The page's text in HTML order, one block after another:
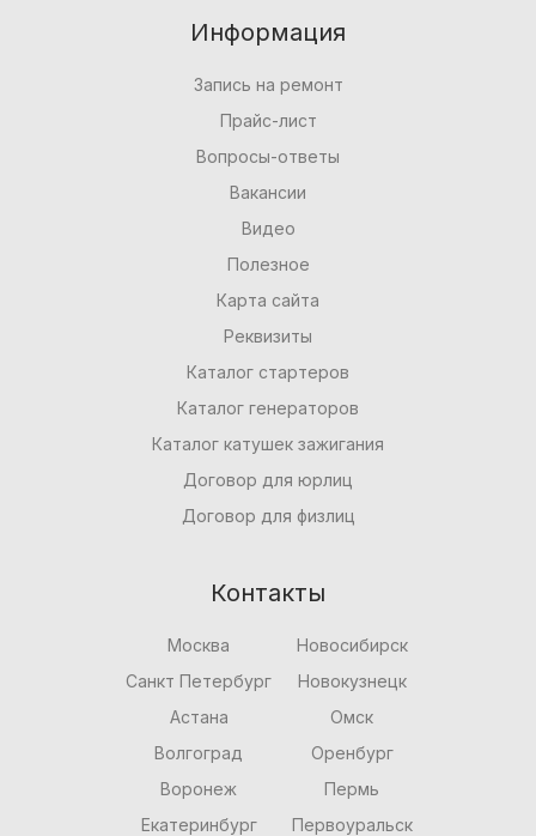
Информация
Запись на ремонт
Прайс-лист
Вопросы-ответы
Вакансии
Видео
Полезное
Карта сайта
Реквизиты
Каталог стартеров
Каталог генераторов
Каталог катушек зажигания
Договор для юрлиц
Договор для физлиц
Контакты
Москва
Санкт Петербург
Астана
Волгоград
Воронеж
Екатеринбург
Новосибирск
Новокузнецк
Омск
Оренбург
Пермь
Первоуральск